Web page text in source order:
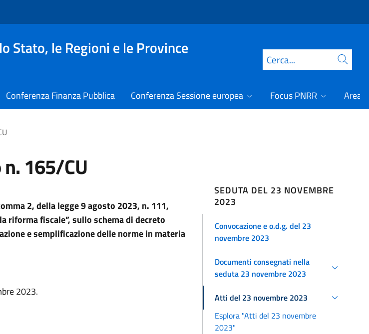
Stato, le Regioni e le Province
Cerca
Conferenza Finanza Pubblica Conferenza Sessione europea Focus PNRR Area
165/CU
2, della legge 9 agosto 2023, n. 111,
riforma fiscale”, sullo schema di decreto
e semplificazione delle norme in materia
2023.
SEDUTA DEL 23 NOVEMBRE
2023
Convocazione e o.d.g. del 23
novembre 2023
Documenti consegnati nella
seduta 23 novembre 2023
Atti del 23 novembre 2023
Esplora "Atti del 23 novembre
2023"